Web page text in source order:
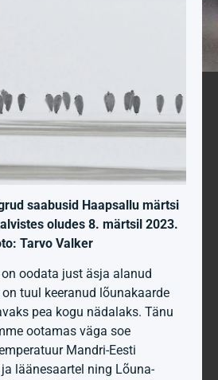
saabusid Haapsallu märtsi
oludes 8. märtsil 2023.
Tarvo Valker
oodata just äsja alanud
tuul keeranud lõunakaarde
pea kogu nädalaks. Tänu
ootamas väga soe
Mandri-Eesti
läänesaartel ning Lõuna-